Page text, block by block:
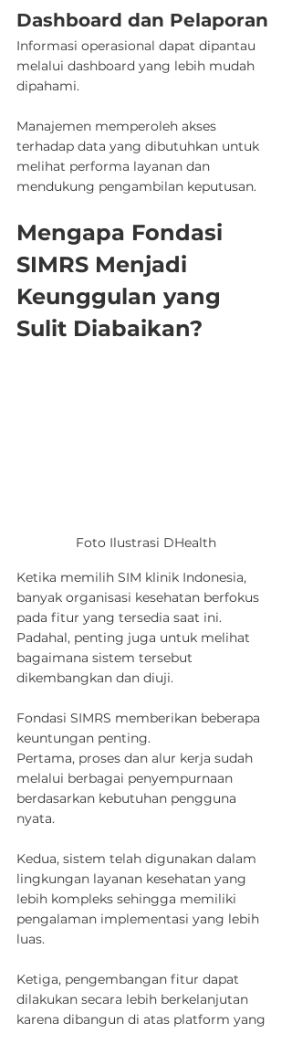
Dashboard dan Pelaporan
Informasi operasional dapat dipantau
melalui dashboard yang lebih mudah
dipahami.
Manajemen memperoleh akses
terhadap data yang dibutuhkan untuk
melihat performa layanan dan
mendukung pengambilan keputusan.
Mengapa Fondasi
SIMRS Menjadi
Keunggulan yang
Sulit Diabaikan?
Foto Ilustrasi DHealth
Ketika memilih SIM klinik Indonesia,
banyak organisasi kesehatan berfokus
pada fitur yang tersedia saat ini.
Padahal, penting juga untuk melihat
bagaimana sistem tersebut
dikembangkan dan diuji.
Fondasi SIMRS memberikan beberapa
keuntungan penting.
Pertama, proses dan alur kerja sudah
melalui berbagai penyempurnaan
berdasarkan kebutuhan pengguna
nyata.
Kedua, sistem telah digunakan dalam
lingkungan layanan kesehatan yang
lebih kompleks sehingga memiliki
pengalaman implementasi yang lebih
luas.
Ketiga, pengembangan fitur dapat
dilakukan secara lebih berkelanjutan
karena dibangun di atas platform yang
Jadwalkan Demo WhatsApp